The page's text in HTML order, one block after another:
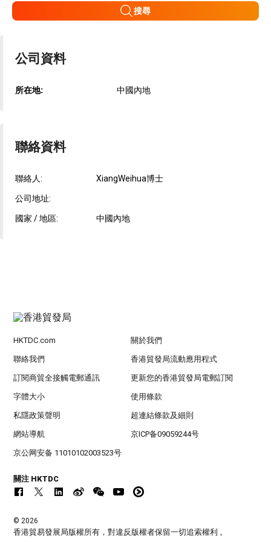
搜尋
公司資料
所在地: 中國內地
聯絡資料
聯絡人: XiangWeihua博士
公司地址:
國家 / 地區: 中國內地
HKTDC.com 關於我們
聯絡我們 香港貿發局流動應用程式
訂閱商貿全接觸電郵通訊 更新您的香港貿發局電郵訂閱
字體大小 使用條款
私隱政策聲明 超連結條款及細則
網站導航 京ICP备09059244号
京公网安备 11010102003523号
關注 HKTDC
© 2026
香港貿易發展局版權所有，對違反版權者保留一切追索權利 。